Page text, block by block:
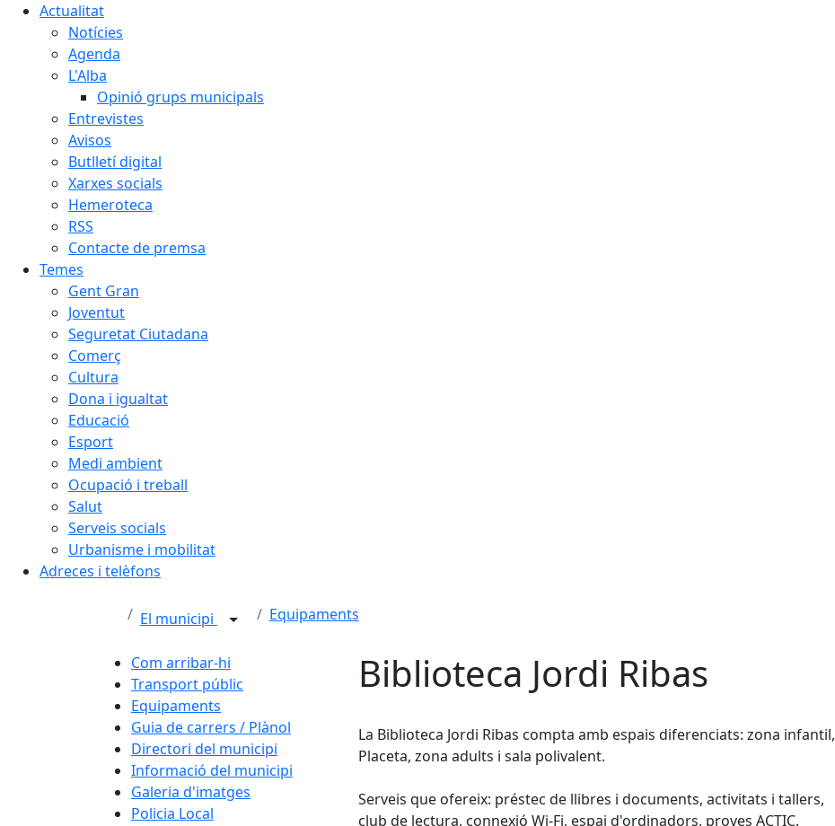
Actualitat
Notícies
Agenda
L'Alba
Opinió grups municipals
Entrevistes
Avisos
Butlletí digital
Xarxes socials
Hemeroteca
RSS
Contacte de premsa
Temes
Gent Gran
Joventut
Seguretat Ciutadana
Comerç
Cultura
Dona i igualtat
Educació
Esport
Medi ambient
Ocupació i treball
Salut
Serveis socials
Urbanisme i mobilitat
Adreces i telèfons
El municipi Equipaments
Com arribar-hi
Transport públic
Equipaments
Guia de carrers / Plànol
Directori del municipi
Informació del municipi
Galeria d'imatges
Policia Local
Biblioteca Jordi Ribas
La Biblioteca Jordi Ribas compta amb espais diferenciats: zona infantil,
Placeta, zona adults i sala polivalent.
Serveis que ofereix: préstec de llibres i documents, activitats i tallers,
club de lectura, connexió Wi-Fi, espai d'ordinadors, proves ACTIC.